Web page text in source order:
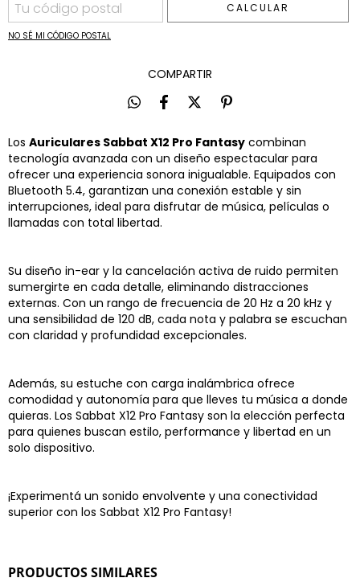
CALCULAR
NO SÉ MI CÓDIGO POSTAL
COMPARTIR
Los Auriculares Sabbat X12 Pro Fantasy combinan
tecnología avanzada con un diseño espectacular para
ofrecer una experiencia sonora inigualable. Equipados con
Bluetooth 5.4, garantizan una conexión estable y sin
interrupciones, ideal para disfrutar de música, películas o
llamadas con total libertad.
Su diseño in-ear y la cancelación activa de ruido permiten
sumergirte en cada detalle, eliminando distracciones
externas. Con un rango de frecuencia de 20 Hz a 20 kHz y
una sensibilidad de 120 dB, cada nota y palabra se escuchan
con claridad y profundidad excepcionales.
Además, su estuche con carga inalámbrica ofrece
comodidad y autonomía para que lleves tu música a donde
quieras. Los Sabbat X12 Pro Fantasy son la elección perfecta
para quienes buscan estilo, performance y libertad en un
solo dispositivo.
¡Experimentá un sonido envolvente y una conectividad
superior con los Sabbat X12 Pro Fantasy!
PRODUCTOS SIMILARES